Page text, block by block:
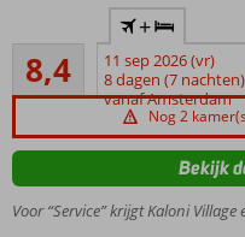
en vlak
bij het
strand
Maar liefst 6
zwembaden
Een
restaurant
8,4Zeer goed
37
beoordelingen
+
11 sep 2026 (vr)
8 dagen (7 nachten)
vanaf Amsterdam
Nog 2
Voor “Service” krijgt Kaloni Village
Bekijk